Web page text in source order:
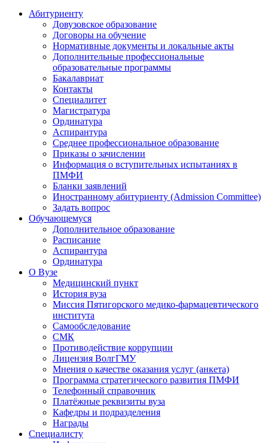
Абитуриенту
Довузовское образование
Договоры на обучение
Нормативные документы и локальные акты
Дополнительные профессиональные
образовательные программы
Бакалавриат
Контакты
Специалитет
Магистратура
Ординатура
Аспирантура
Среднее профессиональное образование
Приказы о зачислении
Информация о вступительных испытаниях в
ПМФИ
Бланки заявлений
Иностранному абитуриенту (Admission Committee)
Задать вопрос
Обучающемуся
Дополнительное образование
Расписание
Аспирантура
Ординатура
О Вузе
Медицинский пункт
История вуза
Миссия Пятигорского медико-фармацевтического
института
Самообследование
СМК
Противодействие коррупции
Лицензия ВолгГМУ
Мнения о качестве оказания услуг (анкета)
Программа стратегического развития ПМФИ
Телефонный справочник
Платёжные реквизиты вуза
Кафедры и подразделения
Награды
Специалисту